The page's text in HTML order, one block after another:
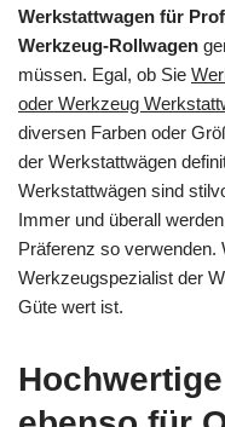
Werkstattwagen für
Werkzeug-Rollwagen
müssen. Egal, ob Sie
oder Werkzeug
diversen Farben oder
der Werkstattwägen
Werkstattwägen sind
Immer und überall
Präferenz so
Werkzeugspezialist der
Güte wert ist.